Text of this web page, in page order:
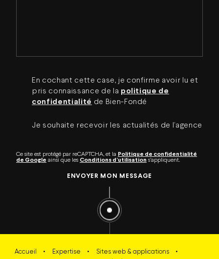
En cochant cette case, je confirme avoir lu et
pris connaissance de la politique de
confidentialité de Bien-Fondé
Je souhaite recevoir les actualités de l’agence
Ce site est protégé par reCAPTCHA, et la Politique de confidentialité
de Google ainsi que les Conditions d’utilisation s’appliquent.
ENVOYER MON MESSAGE
Accueil • Expertise • Sites web & applications
•